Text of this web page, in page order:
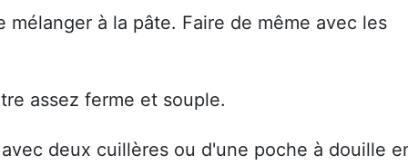
à la pâte. Faire de même avec les
assez ferme et souple.
deux cuillères ou d'une poche à douille